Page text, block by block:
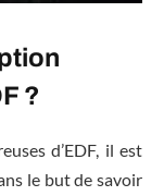
?
d’EDF, il est
le but de savoir